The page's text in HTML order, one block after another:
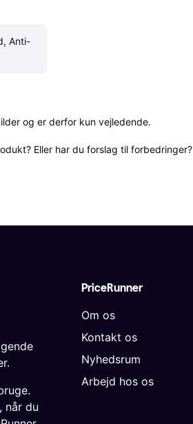
Anti-
og er derfor kun vejledende.
Eller har du forslag til forbedringer?
PriceRunner
Om os
Kontakt os
Nyhedsrum
Arbejd hos os
når du